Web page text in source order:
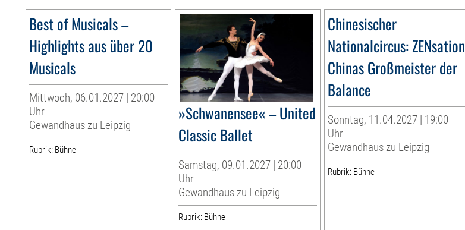
Best of Musicals –
Highlights aus über 20
Musicals
Mittwoch, 06.01.2027 | 20:00
Uhr
Gewandhaus zu Leipzig
Rubrik: Bühne
»Schwanensee« – United
Classic Ballet
Samstag, 09.01.2027 | 20:00
Uhr
Gewandhaus zu Leipzig
Rubrik: Bühne
Chinesischer
Nationalcircus: ZENsation
Chinas Großmeister der
Balance
Sonntag, 11.04.2027 | 19:00
Uhr
Gewandhaus zu Leipzig
Rubrik: Bühne